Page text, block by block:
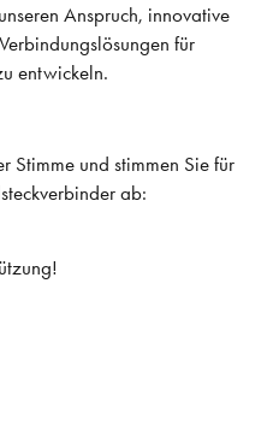
Anspruch, innovative
für
entwickeln.
Stimme und stimmen Sie für
ab: